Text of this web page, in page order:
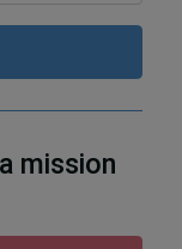
mission